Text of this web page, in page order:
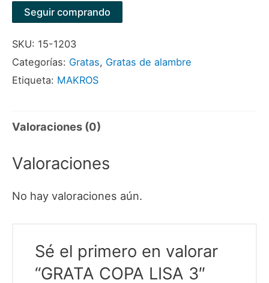
Seguir comprando
SKU: 15-1203
Categorías: Gratas, Gratas de alambre
Etiqueta: MAKROS
Valoraciones (0)
Valoraciones
No hay valoraciones aún.
Sé el primero en valorar
“GRATA COPA LISA 3″